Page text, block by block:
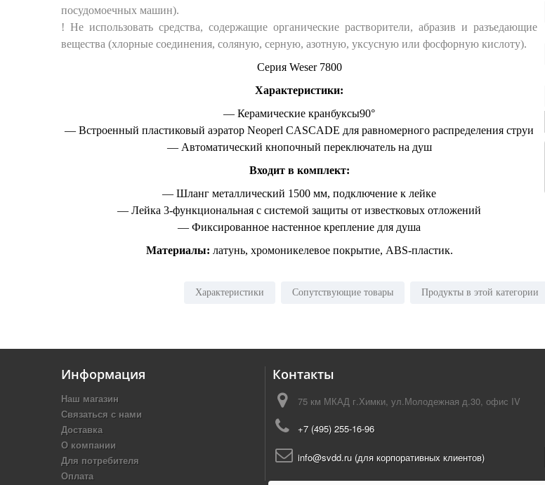
посудомоечных машин).
! Не использовать средства, содержащие органические растворители, абразив и разъедающие
вещества (хлорные соединения, соляную, серную, азотную, уксусную или фосфорную кислоту).
Серия Weser 7800
Характеристики:
— Керамические кранбуксы90°
— Встроенный пластиковый аэратор Neoperl CASCADE для равномерного распределения струи
— Автоматический кнопочный переключатель на душ
Входит в комплект:
— Шланг металлический 1500 мм, подключение к лейке
— Лейка 3-функциональная с системой защиты от известковых отложений
— Фиксированное настенное крепление для душа
Материалы: латунь, хромоникелевое покрытие, ABS-пластик.
Характеристики Сопутствующие товары Продукты в этой категории
Информация
Наш магазин
Связаться с нами
Доставка
О компании
Для потребителя
Оплата
Контакты
75 км МКАД г.Химки, ул.Молодежная д.30, офис IV
+7 (495) 255-16-96
info@svdd.ru (для корпоративных клиентов)